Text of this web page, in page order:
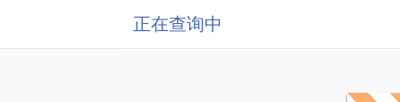
正在查询中